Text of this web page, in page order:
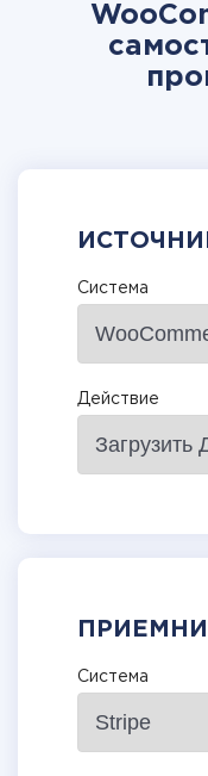
Система
Действие
Система